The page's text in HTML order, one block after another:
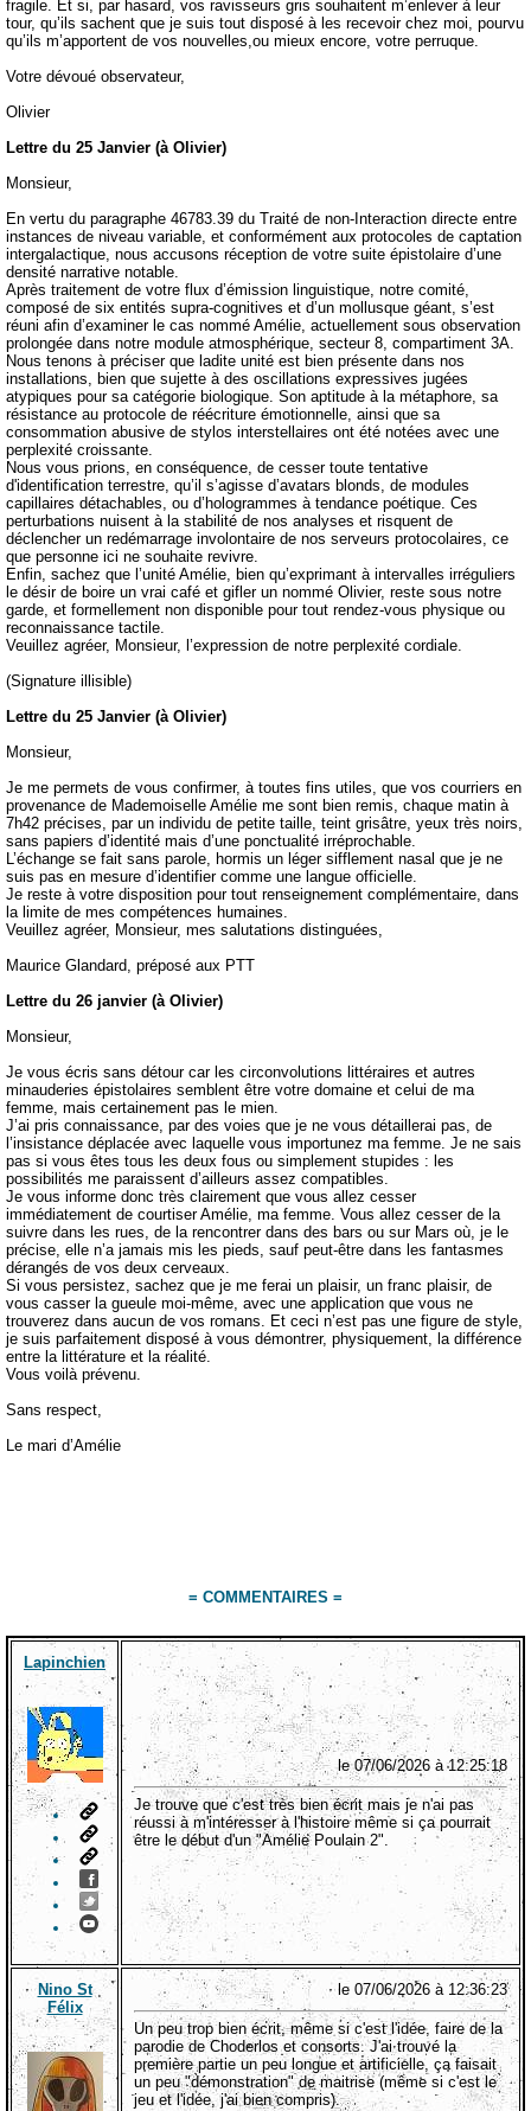
fragile. Et si, par hasard, vos ravisseurs gris souhaitent m’enlever à leur
tour, qu’ils sachent que je suis tout disposé à les recevoir chez moi, pourvu
qu’ils m’apportent de vos nouvelles,ou mieux encore, votre perruque.
Votre dévoué observateur,
Olivier
Lettre du 25 Janvier (à Olivier)
Monsieur,
En vertu du paragraphe 46783.39 du Traité de non-Interaction directe entre
instances de niveau variable, et conformément aux protocoles de captation
intergalactique, nous accusons réception de votre suite épistolaire d’une
densité narrative notable.
Après traitement de votre flux d’émission linguistique, notre comité,
composé de six entités supra-cognitives et d’un mollusque géant, s’est
réuni afin d’examiner le cas nommé Amélie, actuellement sous observation
prolongée dans notre module atmosphérique, secteur 8, compartiment 3A.
Nous tenons à préciser que ladite unité est bien présente dans nos
installations, bien que sujette à des oscillations expressives jugées
atypiques pour sa catégorie biologique. Son aptitude à la métaphore, sa
résistance au protocole de réécriture émotionnelle, ainsi que sa
consommation abusive de stylos interstellaires ont été notées avec une
perplexité croissante.
Nous vous prions, en conséquence, de cesser toute tentative
d'identification terrestre, qu’il s’agisse d’avatars blonds, de modules
capillaires détachables, ou d’hologrammes à tendance poétique. Ces
perturbations nuisent à la stabilité de nos analyses et risquent de
déclencher un redémarrage involontaire de nos serveurs protocolaires, ce
que personne ici ne souhaite revivre.
Enfin, sachez que l’unité Amélie, bien qu’exprimant à intervalles irréguliers
le désir de boire un vrai café et gifler un nommé Olivier, reste sous notre
garde, et formellement non disponible pour tout rendez-vous physique ou
reconnaissance tactile.
Veuillez agréer, Monsieur, l’expression de notre perplexité cordiale.
(Signature illisible)
Lettre du 25 Janvier (à Olivier)
Monsieur,
Je me permets de vous confirmer, à toutes fins utiles, que vos courriers en
provenance de Mademoiselle Amélie me sont bien remis, chaque matin à
7h42 précises, par un individu de petite taille, teint grisâtre, yeux très noirs,
sans papiers d’identité mais d’une ponctualité irréprochable.
L’échange se fait sans parole, hormis un léger sifflement nasal que je ne
suis pas en mesure d’identifier comme une langue officielle.
Je reste à votre disposition pour tout renseignement complémentaire, dans
la limite de mes compétences humaines.
Veuillez agréer, Monsieur, mes salutations distinguées,
Maurice Glandard, préposé aux PTT
Lettre du 26 janvier (à Olivier)
Monsieur,
Je vous écris sans détour car les circonvolutions littéraires et autres
minauderies épistolaires semblent être votre domaine et celui de ma
femme, mais certainement pas le mien.
J’ai pris connaissance, par des voies que je ne vous détaillerai pas, de
l’insistance déplacée avec laquelle vous importunez ma femme. Je ne sais
pas si vous êtes tous les deux fous ou simplement stupides : les
possibilités me paraissent d’ailleurs assez compatibles.
Je vous informe donc très clairement que vous allez cesser
immédiatement de courtiser Amélie, ma femme. Vous allez cesser de la
suivre dans les rues, de la rencontrer dans des bars ou sur Mars où, je le
précise, elle n’a jamais mis les pieds, sauf peut-être dans les fantasmes
dérangés de vos deux cerveaux.
Si vous persistez, sachez que je me ferai un plaisir, un franc plaisir, de
vous casser la gueule moi‑même, avec une application que vous ne
trouverez dans aucun de vos romans. Et ceci n’est pas une figure de style,
je suis parfaitement disposé à vous démontrer, physiquement, la différence
entre la littérature et la réalité.
Vous voilà prévenu.
Sans respect,
Le mari d’Amélie
= COMMENTAIRES =
Lapinchien
le 07/06/2026 à 12:25:18
Je trouve que c'est très bien écrit mais je n'ai pas
réussi à m'intéresser à l'histoire même si ça pourrait
être le début d'un "Amélie Poulain 2".
Nino St
Félix
le 07/06/2026 à 12:36:23
Un peu trop bien écrit, même si c'est l'idée, faire de la
parodie de Choderlos et consorts. J'ai trouvé la
première partie un peu longue et artificielle, ça faisait
un peu "démonstration" de maitrise (même si c'est le
jeu et l'idée, j'ai bien compris).